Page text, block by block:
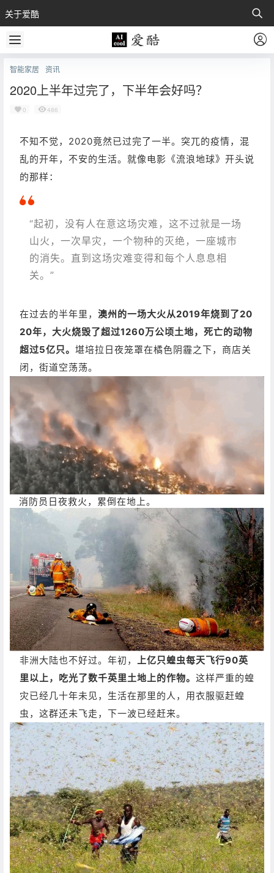
关于爱酷
智能家居 资讯
2020上半年过完了，下半年会好吗？
0 486
不知不觉，2020竟然已过完了一半。 突兀的疫情，混
乱的开年，不安的生活。就像电影《流浪地球》开头说
的那样：
“起初，没有人在意这场灾难，这不过就是一场
山火，一次旱灾，一个物种的灭绝，一座城市
的消失。直到这场灾难变得和每个人息息相
关。”
在过去的半年里， 澳州的一场大火从2019年烧到了20
20年，大火烧毁了超过1260万公顷土地，死亡的动物
超过5亿只。 堪培拉日夜笼罩在橘色阴霾之下，商店关
闭，街道空荡荡。
消防员日夜救火，累倒在地上。
非洲大陆也不好过。年初， 上亿只蝗虫每天飞行90英
里以上，吃光了数千英里土地上的作物。 这样严重的蝗
灾已经几十年未见，生活在那里的人，用衣服驱赶蝗
虫，这群还未飞走，下一波已经赶来。